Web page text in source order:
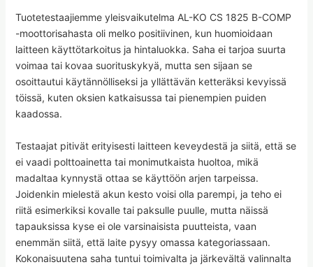
Tuotetestaajiemme yleisvaikutelma AL-KO CS 1825 B-COMP
-moottorisahasta oli melko positiivinen, kun huomioidaan
laitteen käyttötarkoitus ja hintaluokka. Saha ei tarjoa suurta
voimaa tai kovaa suorituskykyä, mutta sen sijaan se
osoittautui käytännölliseksi ja yllättävän ketteräksi kevyissä
töissä, kuten oksien katkaisussa tai pienempien puiden
kaadossa.
Testaajat pitivät erityisesti laitteen keveydestä ja siitä, että se
ei vaadi polttoainetta tai monimutkaista huoltoa, mikä
madaltaa kynnystä ottaa se käyttöön arjen tarpeissa.
Joidenkin mielestä akun kesto voisi olla parempi, ja teho ei
riitä esimerkiksi kovalle tai paksulle puulle, mutta näissä
tapauksissa kyse ei ole varsinaisista puutteista, vaan
enemmän siitä, että laite pysyy omassa kategoriassaan.
Kokonaisuutena saha tuntui toimivalta ja järkevältä valinnalta